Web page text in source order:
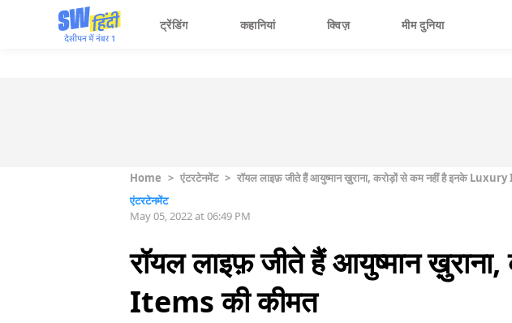
ट्रेंडिंग कहानियां क्विज़ मीम दुनिया
Home > एंटरटेनमेंट > रॉयल लाइफ़ जीते हैं आयुष्मान ख़ुराना, करोड़ों से कम नहीं है इनके
एंटरटेनमेंट
May 05, 2022 at 06:49 PM
रॉयल लाइफ़ जीते हैं आयुष्मान
Items की कीमत